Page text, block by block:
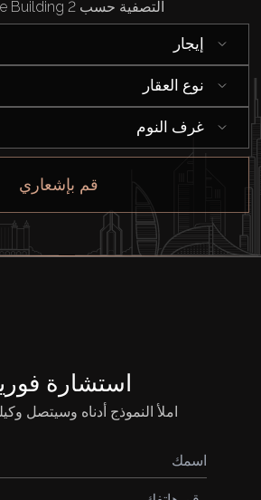
التصفية حسب La Cote Building 2:
إيجار
نوع العقار
غرف النوم
قم بإشعاري
استشارة
املأ النموذج أدناه وسيتصل